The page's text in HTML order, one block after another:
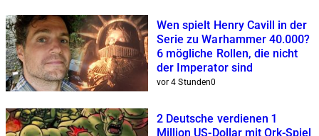
Wen spielt Henry Cavill in der
Serie zu Warhammer 40.000?
6 mögliche Rollen, die nicht
der Imperator sind
vor 4 Stunden0
2 Deutsche verdienen 1
Million US-Dollar mit Ork-Spiel